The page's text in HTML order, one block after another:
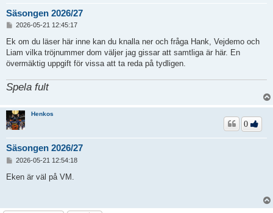
Säsongen 2026/27
l
g
g
2026-05-21 12:45:17
Ek om du läser här inne kan du knalla ner och fråga Hank, Vejdemo och
Liam vilka tröjnummer dom väljer jag gissar att samtliga är här. En
övermäktig uppgift för vissa att ta reda på tydligen.
Spela fult
Henkos
Säsongen 2026/27
0
l
2026-05-21 12:54:18
Eken är väl på VM.